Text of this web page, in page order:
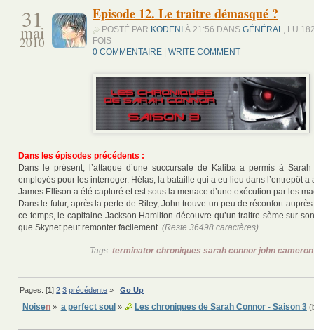
31
mai
2010
Episode 12. Le traitre démasqué ?
POSTÉ PAR KODENI À 21:56 DANS GÉNÉRAL, LU
FOIS
0 COMMENTAIRE
WRITE COMMENT
Dans les épisodes précédents :
Dans le présent, l’attaque d’une succursale de Kaliba a permis à
employés pour les interroger. Hélas, la bataille qui a eu lieu dans l’entrepôt a
James Ellison a été capturé et est sous la menace d’une exécution par les
Dans le futur, après la perte de Riley, John trouve un peu de réconfort
ce temps, le capitaine Jackson Hamilton découvre qu’un traitre sème sur
que Skynet peut remonter facilement. (Reste 36498 caractères)
Tags: terminator chroniques sarah connor john cameron
Pages: [1]2 3 précédente »Go Up
Noisen » a perfect soul » Les chroniques de Sarah Connor - Saison 3